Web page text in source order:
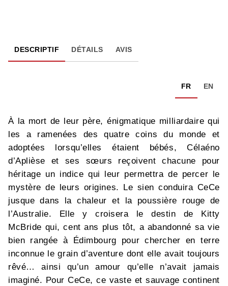
DESCRIPTIF DÉTAILS AVIS
FR EN
À la mort de leur père, énigmatique milliardaire qui
les a ramenées des quatre coins du monde et
adoptées lorsqu’elles étaient bébés, Célaéno
d’Aplièse et ses sœurs reçoivent chacune pour
héritage un indice qui leur permettra de percer le
mystère de leurs origines. Le sien conduira CeCe
jusque dans la chaleur et la poussière rouge de
l’Australie. Elle y croisera le destin de Kitty
McBride qui, cent ans plus tôt, a abandonné sa vie
bien rangée à Édimbourg pour chercher en terre
inconnue le grain d’aventure dont elle avait toujours
rêvé… ainsi qu’un amour qu’elle n’avait jamais
imaginé. Pour CeCe, ce vaste et sauvage continent